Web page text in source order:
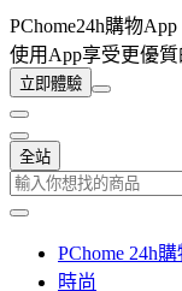
PChome24h購物App
使用App享受更優
立即體驗
全站
PChome 24h
時尚